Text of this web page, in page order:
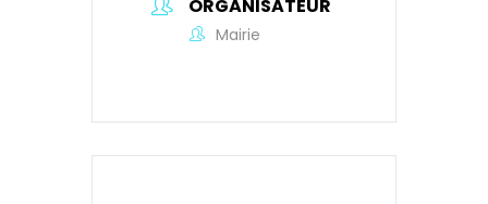
ORGANISATEUR
Mairie